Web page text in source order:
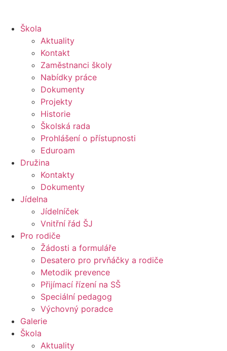
Škola
Aktuality
Kontakt
Zaměstnanci školy
Nabídky práce
Dokumenty
Projekty
Historie
Školská rada
Prohlášení o přístupnosti
Eduroam
Družina
Kontakty
Dokumenty
Jídelna
Jídelníček
Vnitřní řád ŠJ
Pro rodiče
Žádosti a formuláře
Desatero pro prvňáčky a rodiče
Metodik prevence
Přijímací řízení na SŠ
Speciální pedagog
Výchovný poradce
Galerie
Škola
Aktuality